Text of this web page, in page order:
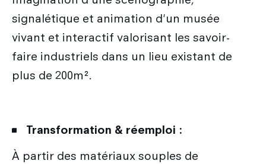
signalétique et animation d'un musée
vivant et interactif valorisant les savoir-
faire industriels dans un lieu existant de
plus de 200m².
Transformation & réemploi :
À partir des matériaux souples de